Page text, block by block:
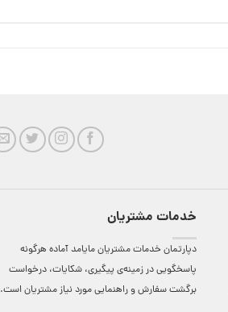
خدمات مشتریان
دپارتمان خدمات مشتریان مایامد آماده هرگونه
پاسخگویی در زمینه‌ی پیگیری، شکایات، درخواست
برگشت سفارش و راهنمایی مورد نیاز مشتریان است.